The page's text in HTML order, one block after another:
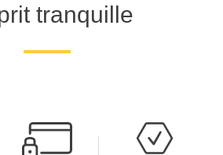
tranquille